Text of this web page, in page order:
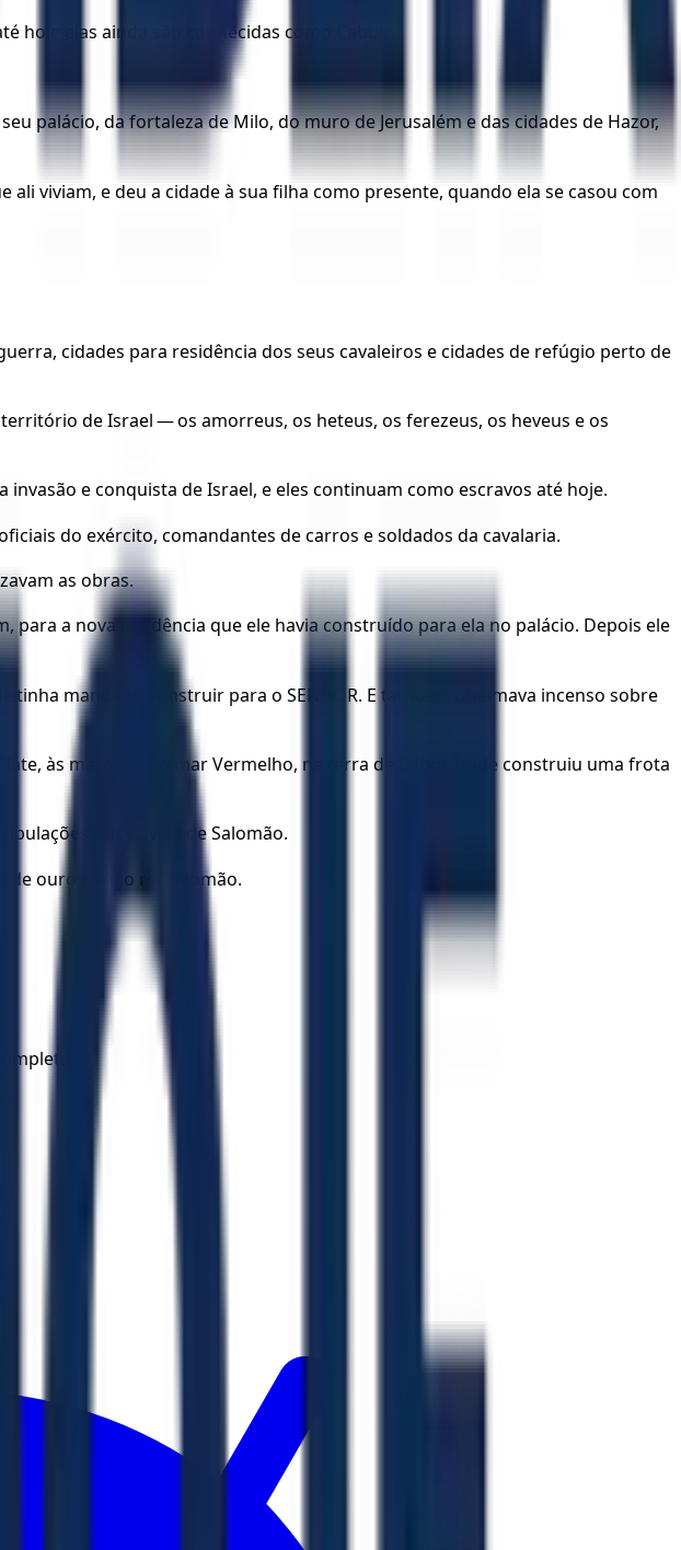
hoje elas ainda são conhecidas como Cabul.
palácio, da fortaleza de Milo, do muro de Jerusalém e das cidades de Hazor,
viviam, e deu a cidade à sua filha como presente, quando ela se casou com
cidades para residência dos seus cavaleiros e cidades de refúgio perto de
de Israel — os amorreus, os heteus, os ferezeus, os heveus e os
e conquista de Israel, e eles continuam como escravos até hoje.
do exército, comandantes de carros e soldados da cavalaria.
as obras.
para a nova residência que ele havia construído para ela no palácio. Depois ele
tinha mandado construir para o SENHOR. E também queimava incenso sobre
às margens do mar Vermelho, na terra de Edom, onde construiu uma frota
dos navios de Salomão.
de ouro para o rei Salomão.